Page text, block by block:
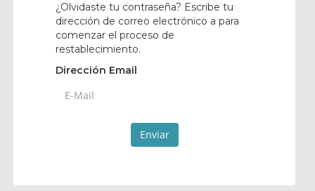
¿Olvidaste tu contraseña? Escribe tu
dirección de correo electrónico a para
comenzar el proceso de
restablecimiento.
Dirección Email
Enviar